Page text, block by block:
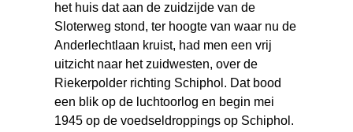
het huis dat aan de zuidzijde van de
Sloterweg stond, ter hoogte van waar nu de
Anderlechtlaan kruist, had men een vrij
uitzicht naar het zuidwesten, over de
Riekerpolder richting Schiphol. Dat bood
een blik op de luchtoorlog en begin mei
1945 op de voedseldroppings op Schiphol.